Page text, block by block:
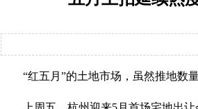
“红五月”的土地市场，虽然推地数